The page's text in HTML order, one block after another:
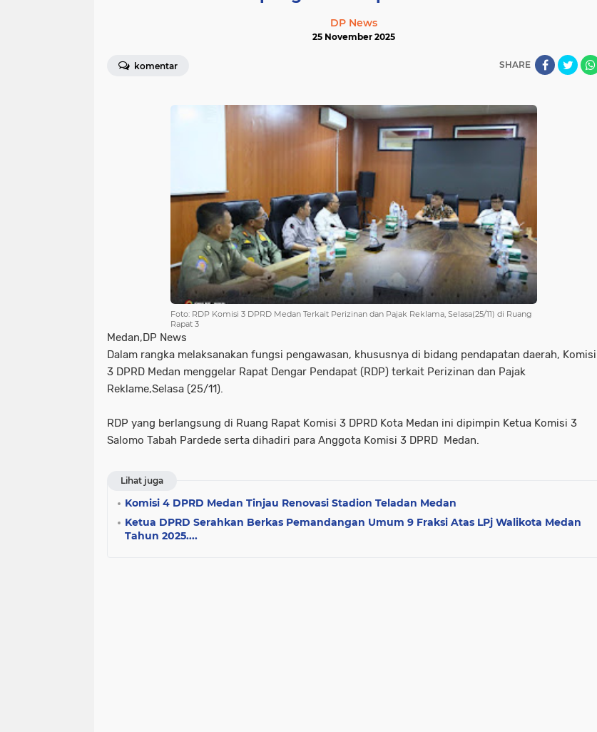
DP News
25 November 2025
komentar SHARE
Foto: RDP Komisi 3 DPRD Medan Terkait Perizinan dan Pajak Reklama, Selasa(25/11) di Ruang
Rapat 3
Medan,DP News
Dalam rangka melaksanakan fungsi pengawasan, khususnya di bidang pendapatan daerah, Komisi
3 DPRD Medan menggelar Rapat Dengar Pendapat (RDP) terkait Perizinan dan Pajak
Reklame,Selasa (25/11).
RDP yang berlangsung di Ruang Rapat Komisi 3 DPRD Kota Medan ini dipimpin Ketua Komisi 3
Salomo Tabah Pardede serta dihadiri para Anggota Komisi 3 DPRD Medan.
Lihat juga
Komisi 4 DPRD Medan Tinjau Renovasi Stadion Teladan Medan
Ketua DPRD Serahkan Berkas Pemandangan Umum 9 Fraksi Atas LPj Walikota Medan
Tahun 2025....